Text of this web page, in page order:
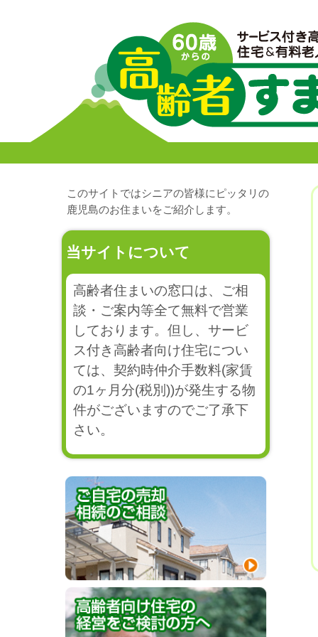
このサイトではシニアの皆様にピッタリの
鹿児島のお住まいをご紹介します。
当サイトについて
高齢者住まいの窓口は、ご相
談・ご案内等全て無料で営業
しております。但し、サービ
ス付き高齢者向け住宅につい
ては、契約時仲介手数料(家賃
の1ヶ月分(税別))が発生する物
件がございますのでご了承下
さい。